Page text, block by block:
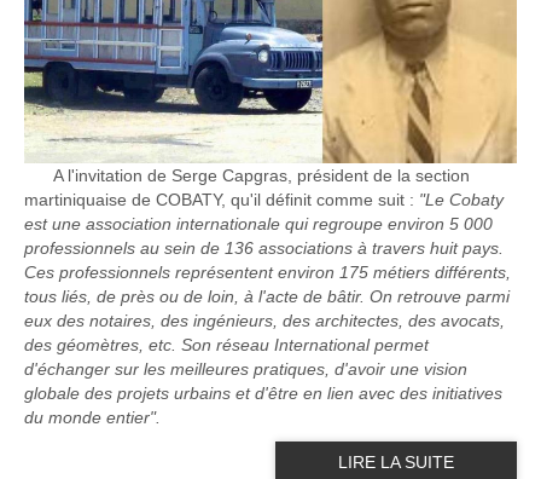
A l'invitation de Serge Capgras, président de la section
martiniquaise de COBATY, qu'il définit comme suit : "Le Cobaty
est une association internationale qui regroupe environ 5 000
professionnels au sein de 136 associations à travers huit pays.
Ces professionnels représentent environ 175 métiers différents,
tous liés, de près ou de loin, à l'acte de bâtir. On retrouve parmi
eux des notaires, des ingénieurs, des architectes, des avocats,
des géomètres, etc. Son réseau International permet
d'échanger sur les meilleures pratiques, d'avoir une vision
globale des projets urbains et d'être en lien avec des initiatives
du monde entier".
LIRE LA SUITE